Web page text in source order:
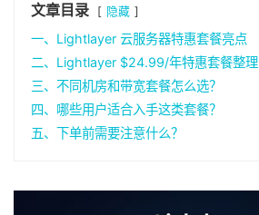
文章目录 隐藏
一、Lightlayer 云服务器特惠套餐亮点
二、Lightlayer $24.99/年特惠套餐整理
三、不同机房和带宽套餐怎么选？
四、哪些用户适合入手这类套餐？
五、下单前需要注意什么？